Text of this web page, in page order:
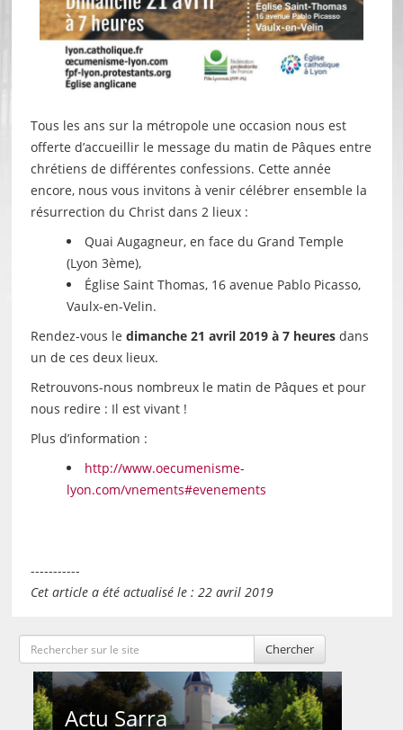
Tous les ans sur la métropole une occasion nous est
offerte d’accueillir le message du matin de Pâques entre
chrétiens de différentes confessions. Cette année
encore, nous vous invitons à venir célébrer ensemble la
résurrection du Christ dans 2 lieux :
Quai Augagneur, en face du Grand Temple
(Lyon 3ème),
Église Saint Thomas, 16 avenue Pablo Picasso,
Vaulx-en-Velin.
Rendez-vous le dimanche 21 avril 2019 à 7 heuresdans
un de ces deux lieux.
Retrouvons-nous nombreux le matin de Pâques et pour
nous redire : Il est vivant !
Plus d’information :
http://www.oecumenisme-
lyon.com/vnements#evenements
-----------
Cet article a été actualisé le : 22 avril 2019
Chercher
Actu Sarra